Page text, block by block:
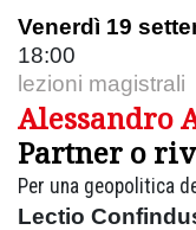
Venerdì 19
18:00
lezioni magistrali
Alessandro
Partner o
Per una geopolitica
Lectio